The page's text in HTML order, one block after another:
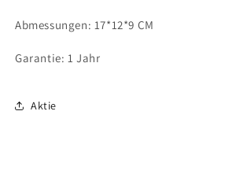
Abmessungen: 17*12*9 CM
Garantie: 1 Jahr
Aktie